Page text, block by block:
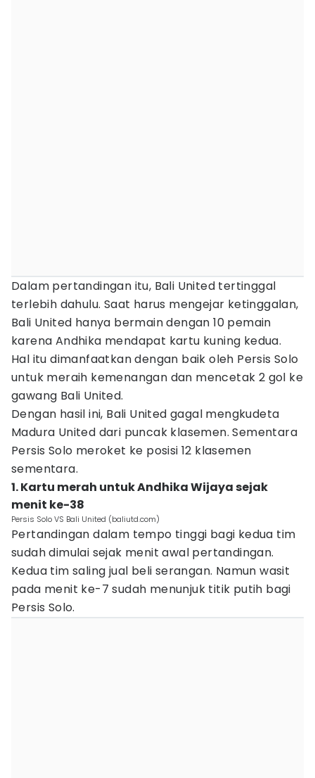
Dalam pertandingan itu, Bali United tertinggal
terlebih dahulu. Saat harus mengejar ketinggalan,
Bali United hanya bermain dengan 10 pemain
karena Andhika mendapat kartu kuning kedua.
Hal itu dimanfaatkan dengan baik oleh Persis Solo
untuk meraih kemenangan dan mencetak 2 gol ke
gawang Bali United.
Dengan hasil ini, Bali United gagal mengkudeta
Madura United dari puncak klasemen. Sementara
Persis Solo meroket ke posisi 12 klasemen
sementara.
1. Kartu merah untuk Andhika Wijaya sejak
menit ke-38
Persis Solo VS Bali United (baliutd.com)
Pertandingan dalam tempo tinggi bagi kedua tim
sudah dimulai sejak menit awal pertandingan.
Kedua tim saling jual beli serangan. Namun wasit
pada menit ke-7 sudah menunjuk titik putih bagi
Persis Solo.